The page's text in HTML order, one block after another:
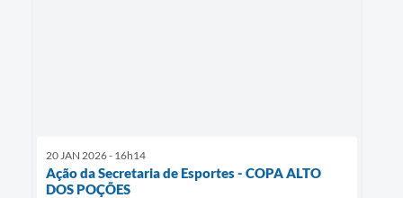
20 JAN 2026 - 16h14
Ação da Secretaria de Esportes - COPA ALTO
DOS POÇÕES